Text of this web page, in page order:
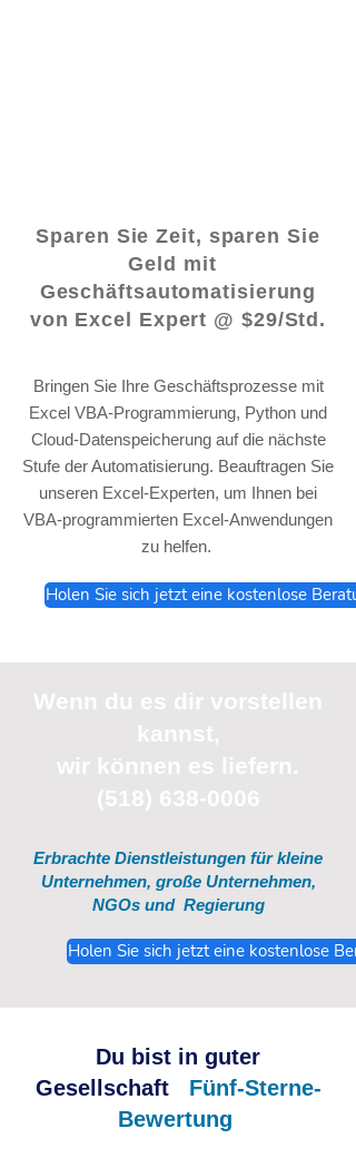
Sparen Sie Zeit, sparen Sie
Geld mit
Geschäftsautomatisierung
von Excel Expert @ $29/Std.
Bringen Sie Ihre Geschäftsprozesse mit
Excel VBA-Programmierung, Python und
Cloud-Datenspeicherung auf die nächste
Stufe der Automatisierung. Beauftragen Sie
unseren Excel-Experten, um Ihnen bei
VBA-programmierten Excel-Anwendungen
zu helfen.
Holen Sie sich jetzt eine kostenlose
Wenn du es dir vorstellen
kannst,
wir können es liefern.
(518) 638-0006
Erbrachte Dienstleistungen für kleine
Unternehmen, große Unternehmen,
NGOs und Regierung
Holen Sie sich jetzt eine kostenlose
Du bist in guter
Gesellschaft
Fünf-Sterne-
Bewertung